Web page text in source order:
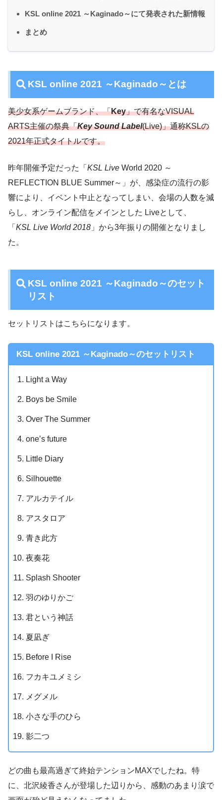
KSL online 2021 ～Kaginado～にて発表された新情報
まとめ
KSL online 2021 ～Kaginado～とは
美少女系ゲームブランド、「Key」で有名なVISUAL
ARTS主催の祭典「Key Sound Label(Live)」通称KSLの
2021年正式タイトルです。
昨年開催予定だった「 KSL Live World 2020 ～
REFLECTION BLUE Summer～」が、感染症の流行の影
響により、イベント中止となってしまい、会場の人数を減
らし、オンライン配信をメインとした Liveとして、
「 KSL Live World 2018 」から3年振りの開催となりまし
た。
KSL online 2021 ～Kaginado～のセット
リスト
セットリストはこちらになります。
KSL online 2021 ～Kaginado～のセットリスト
Light a Way
Boys be Smile
Over The Summer
one’s future
Little Diary
Silhouette
アルカテイル
アスタロア
青き此方
夜奏花
Splash Shooter
羽のゆりかご
君という神話
夏凪ぎ
Before I Rise
フカキユメミシ
メグメル
小さな手のひら
影二つ
どの曲も最高過ぎて終始テンションMAXでしたね。特
に、北沢綾香さんが登場した辺りから、感動のあまり涙で